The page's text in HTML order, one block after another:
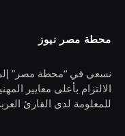
محطة مصر نيوز
نسعى في “محطة مصر” إلى
الالتزام بأعلى معايير
للمعلومة لدى القارئ